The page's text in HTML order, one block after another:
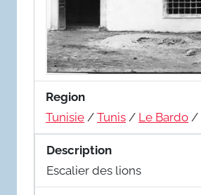
Region
Tunisie / Tunis / Le Bardo /
Description
Escalier des lions